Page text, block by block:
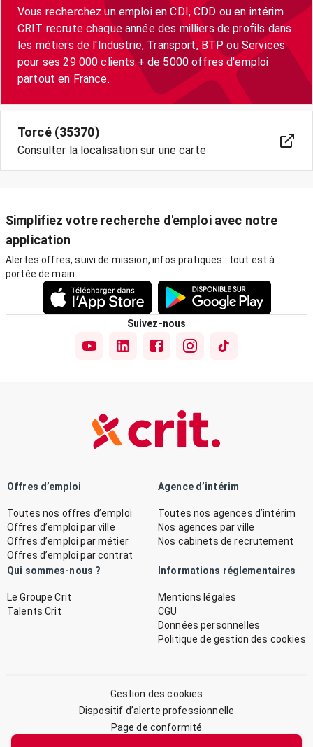
Vous recherchez un emploi en CDI, CDD ou en intérim
CRIT recrute chaque année des milliers de profils dans
les métiers de l'Industrie, Transport, BTP ou Services
pour ses 29 000 clients.+ de 5000 offres d'emploi
partout en France.
Torcé (35370)
Consulter la localisation sur une carte
Simplifiez votre recherche d'emploi avec notre
application
Alertes offres, suivi de mission, infos pratiques : tout est à
portée de main.
Suivez-nous
Offres d’emploi
Toutes nos offres d’emploi
Offres d’emploi par ville
Offres d’emploi par métier
Offres d’emploi par contrat
Agence d’intérim
Toutes nos agences d’intérim
Nos agences par ville
Nos cabinets de recrutement
Qui sommes-nous ?
Le Groupe Crit
Talents Crit
Informations réglementaires
Mentions légales
CGU
Données personnelles
Politique de gestion des cookies
Gestion des cookies
Dispositif d’alerte professionnelle
Page de conformité